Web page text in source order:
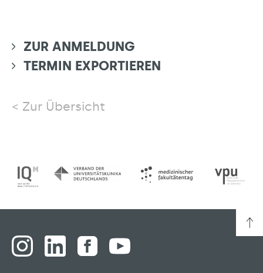
ZUR ANMELDUNG
TERMIN EXPORTIEREN
Zur Übersicht